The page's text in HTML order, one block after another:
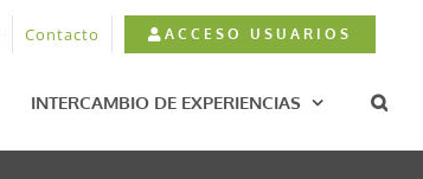
Contacto ACCESO USUARIOS
INTERCAMBIO DE EXPERIENCIAS